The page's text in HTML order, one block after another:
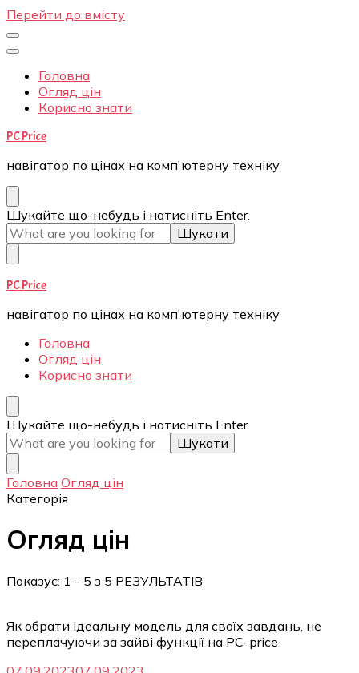
Перейти до вмісту
Головна
Огляд цін
Корисно знати
PC Price
навігатор по цінах на комп'ютерну техніку
Шукаєте
щось?
Шукайте що-небудь і натисніть Enter.
PC Price
навігатор по цінах на комп'ютерну техніку
Головна
Огляд цін
Корисно знати
Шукаєте
щось?
Шукайте що-небудь і натисніть Enter.
Головна Огляд цін
Категорія
Огляд цін
Показує: 1 - 5 з 5 РЕЗУЛЬТАТІВ
Як обрати ідеальну модель для своїх завдань, не
переплачуючи за зайві функції на PC-price